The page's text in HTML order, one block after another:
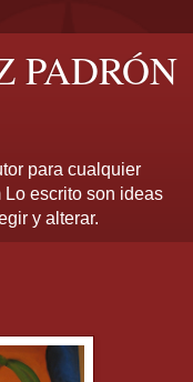
PADRÓN
para cualquier
escrito son ideas
y alterar.